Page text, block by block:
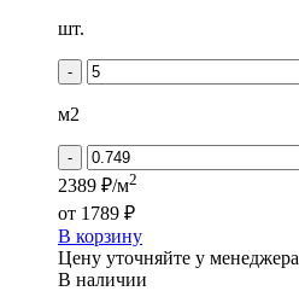
шт.
-
м2
-
2389 ₽/м2
от 1789 ₽
В корзину
Цену уточняйте у менеджера
В наличии